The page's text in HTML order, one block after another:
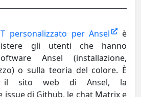
personalizzato per Ansel
è
gli utenti che hanno
Ansel (installazione,
o sulla teoria del colore. È
il sito web di Ansel, la
issue di Github, le chat Matrix e